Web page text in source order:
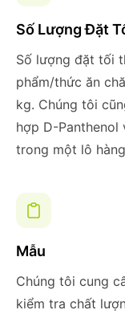
Số Lượng Đặt
Số lượng đặt tối
phẩm/thức ăn
kg. Chúng tôi
hợp D-Panthenol
trong một lô
Mẫu
Chúng tôi cung
kiểm tra chất